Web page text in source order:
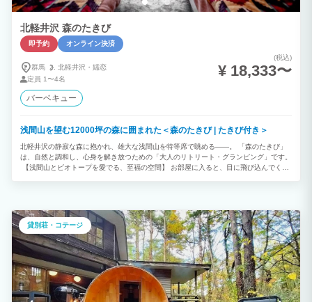
北軽井沢 森のたきび
即予約 オンライン決済
群馬 北軽井沢・ 嬬恋
定員 1〜4名
(税込)
¥ 18,333〜
バーベキュー
浅間山を望む12000坪の森に囲まれた＜森のたきび | たきび付き＞
北軽井沢の静寂な森に抱かれ、雄大な浅間山を特等席で眺める――。 「森のたきび」
は、自然と調和し、心身を解き放つための「大人のリトリート・グランピング」です。
【浅間山とビオトープを愛でる、至福の空間】 お部屋に入ると、目に飛び込んでくる
トープ越しに浅間山が最も美しく見える高さにこだわって配置されています。 【揺ら
ぐ炎に癒やされる「焚き火」のひととき】 「森のたきび」の名にふさわしく、ご宿泊
のお客様には焚き火セットをサービス。1階の前庭で、薪がぜる音を聞きながら、大切
な人と静かな対話を楽しむ。そんな何もしない贅沢がここにあります。 ■ 充実の設備
とオプション ・お部屋： ダブルベッド2台、バスタブ、トイレ、洗面台、エアコン、
冷蔵庫、電子レンジ、ドライヤー完備。 ・食の愉しみ： キッチンはありませんが、水
屋をご利用いただけます。有料でイベリコ豚のしゃぶしゃぶディナーやBBQ機材セッ
トの貸出も承ります。 ・癒やしの体験： 冬の温もりを感じる薪ストーブもご用意して
おります。 ■ 訪れる皆さまへのお願い 当館は自然観察やリトリート（自分を見つめ直
貸別荘・コテージ